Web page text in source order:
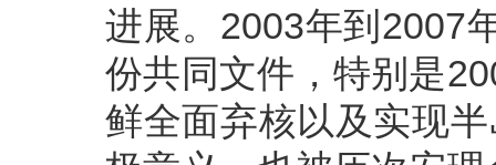
进展。2003年到2007
份共同文件，特别是
鲜全面弃核以及实现